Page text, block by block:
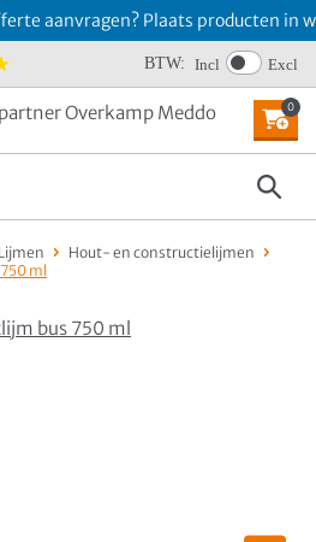
aanvragen? Plaats producten in
BTW: Incl Excl
0
Lijmen
Hout- en constructielijmen
ml